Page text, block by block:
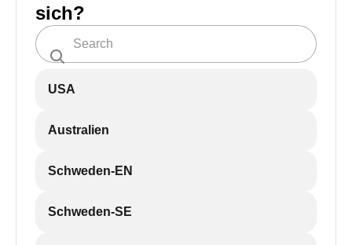
sich?
USA
Australien
Schweden-EN
Schweden-SE